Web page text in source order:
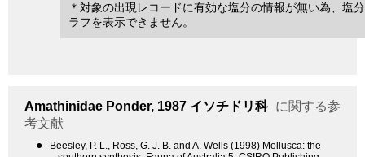
＊対象の出現レコードに有効な塩分の情報が無い為、塩
ラフを表示できません。
Amathinidae Ponder, 1987 イソチドリ科 に関する参
考文献
●
Beesley, P. L., Ross, G. J. B. and A. Wells (1998) Mollusca: the